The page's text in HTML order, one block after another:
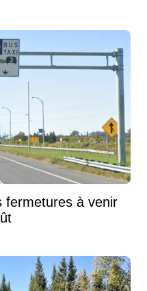
fermetures à venir